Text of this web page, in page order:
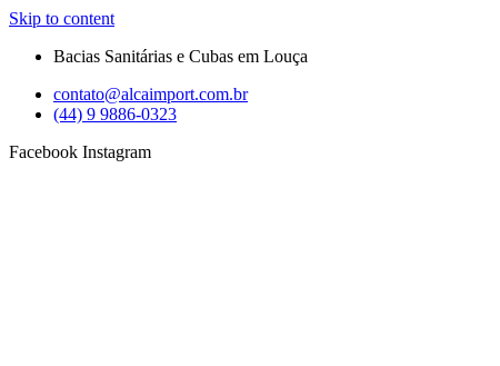
Skip to content
Bacias Sanitárias e Cubas em Louça
contato@alcaimport.com.br
(44) 9 9886-0323
Facebook Instagram